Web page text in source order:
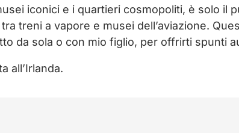
iconici e i quartieri cosmopoliti, è solo il
treni a vapore e musei dell’aviazione.
da sola o con mio figlio, per offrirti spunti
all’Irlanda.